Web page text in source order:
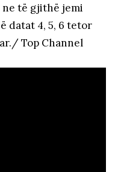
ne të gjithë jemi
datat 4, 5, 6 tetor
Top Channel